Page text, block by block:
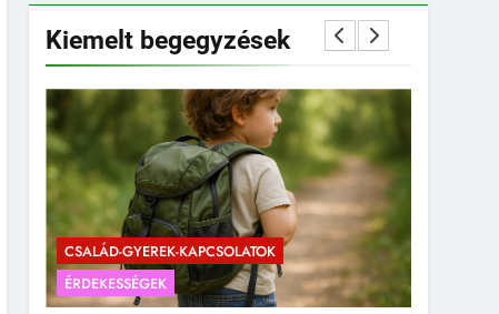
Kiemelt begegyzések
CSALÁD-GYEREK-KAPCSOLATOK
ÉRDEKESSÉGEK